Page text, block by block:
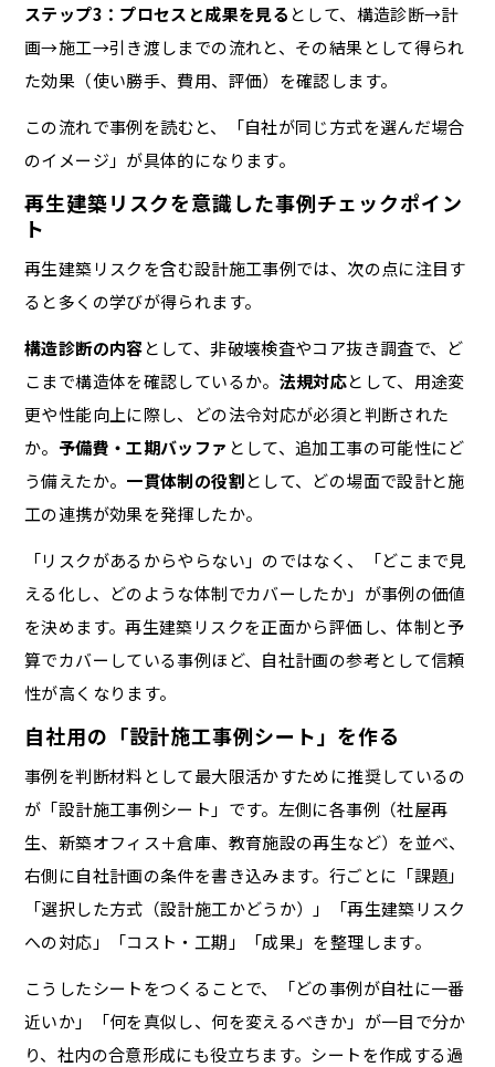
ステップ3：プロセスと成果を見る として、構造診断→計
画→施工→引き渡しまでの流れと、その結果として得られ
た効果（使い勝手、費用、評価）を確認します。
この流れで事例を読むと、「自社が同じ方式を選んだ場合
のイメージ」が具体的になります。
再生建築リスクを意識した事例チェックポイン
ト
再生建築リスクを含む設計施工事例では、次の点に注目す
ると多くの学びが得られます。
構造診断の内容として、非破壊検査やコア抜き調査で、ど
こまで構造体を確認しているか。 法規対応として、用途変
更や性能向上に際し、どの法令対応が必須と判断された
か。 予備費・工期バッファ として、追加工事の可能性にど
う備えたか。 一貫体制の役割として、どの場面で設計と施
工の連携が効果を発揮したか。
「リスクがあるからやらない」のではなく、「どこまで見
える化し、どのような体制でカバーしたか」が事例の価値
を決めます。再生建築リスクを正面から評価し、体制と予
算でカバーしている事例ほど、自社計画の参考として信頼
性が高くなります。
自社用の「設計施工事例シート」を作る
事例を判断材料として最大限活かすために推奨しているの
が「設計施工事例シート」です。左側に各事例（社屋再
生、新築オフィス＋倉庫、教育施設の再生など）を並べ、
右側に自社計画の条件を書き込みます。行ごとに「課題」
「選択した方式（設計施工かどうか）」「再生建築リスク
への対応」「コスト・工期」「成果」を整理します。
こうしたシートをつくることで、「どの事例が自社に一番
近いか」「何を真似し、何を変えるべきか」が一目で分か
り、社内の合意形成にも役立ちます。シートを作成する過